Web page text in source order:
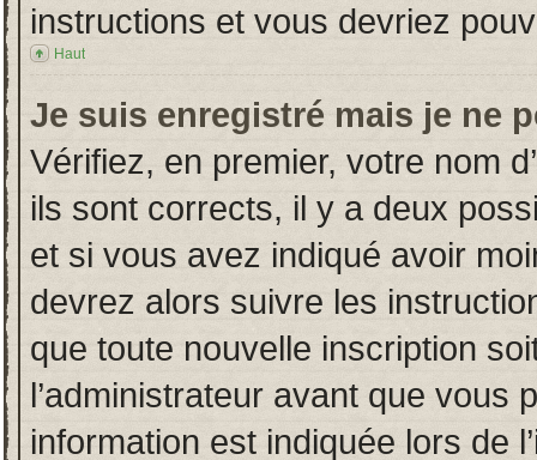
instructions et vous devriez
Haut
Je suis enregistré mais je ne
Vérifiez, en premier, votre nom
ils sont corrects, il y a deux
et si vous avez indiqué avoir
devrez alors suivre les
que toute nouvelle inscription
l’administrateur avant que vous
information est indiquée lors de